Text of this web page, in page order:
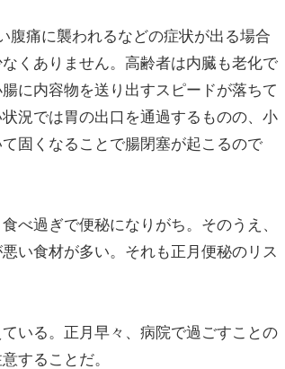
腹痛に襲われるなどの症状が出る場合
くありません。高齢者は内臓も老化で
に内容物を送り出すスピードが落ちて
況では胃の出口を通過するものの、小
固くなることで腸閉塞が起こるので
べ過ぎで便秘になりがち。そのうえ、
い食材が多い。それも正月便秘のリス
いる。正月早々、病院で過ごすことの
することだ。